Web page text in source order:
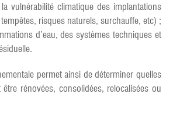
vulnérabilité climatique des implantations
risques naturels, surchauffe, etc) ;
d’eau, des systèmes techniques et
permet ainsi de déterminer quelles
rénovées, consolidées, relocalisées ou